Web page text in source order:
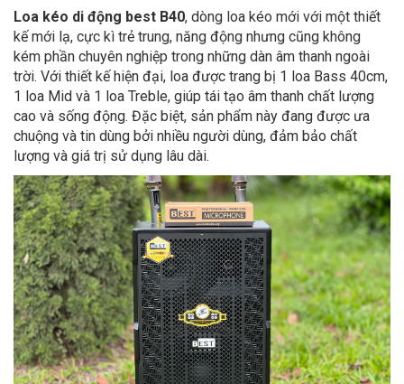
Loa kéo di động best B40, dòng loa kéo mới với một thiết
kế mới lạ, cực kì trẻ trung, năng động nhưng cũng không
kém phần chuyên nghiệp trong những dàn âm thanh ngoài
trời. Với thiết kế hiện đại, loa được trang bị 1 loa Bass 40cm,
1 loa Mid và 1 loa Treble, giúp tái tạo âm thanh chất lượng
cao và sống động. Đặc biệt, sản phẩm này đang được ưa
chuộng và tin dùng bởi nhiều người dùng, đảm bảo chất
lượng và giá trị sử dụng lâu dài.